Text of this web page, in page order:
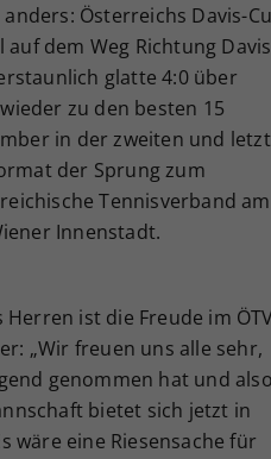
Österreichs Davis-
dem Weg Richtung Davis
glatte 4:0 über
zu den besten 15
in der zweiten und
der Sprung zum
Tennisverband am
Innenstadt.
ist die Freude im
„Wir freuen uns alle sehr,
genommen hat und also
bietet sich jetzt in
wäre eine Riesensache für